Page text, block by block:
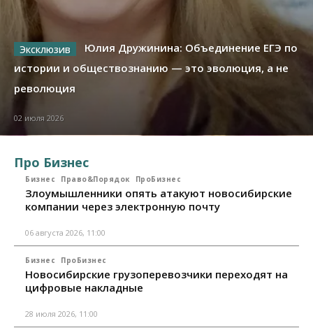
Юлия Дружинина: Объединение ЕГЭ по
истории и обществознанию — это эволюция, а не
революция
02 июля 2026
Про Бизнес
Бизнес Право&Порядок ПроБизнес
Злоумышленники опять атакуют новосибирские
компании через электронную почту
06 августа 2026, 11:00
Бизнес ПроБизнес
Новосибирские грузоперевозчики переходят на
цифровые накладные
28 июля 2026, 11:00